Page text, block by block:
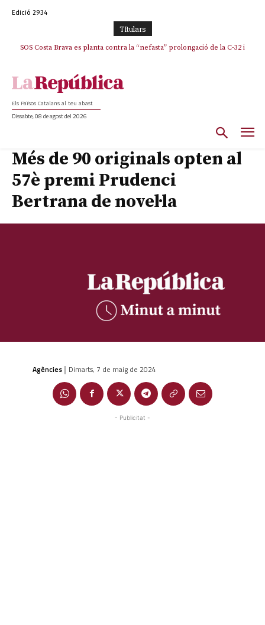
Edició 2934
TItulars
SOS Costa Brava es planta contra la “nefasta” prolongació de la C-32 i
Els Països Catalans al teu abast
Dissabte, 08 de agost del 2026
Més de 90 originals opten al
57è premi Prudenci
Bertrana de novel·la
Agències | Dimarts, 7 de maig de 2024
- Publicitat -